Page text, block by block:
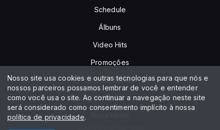
Schedule
Álbuns
Video Hits
Promoções
Special Shows
Recados
Nosso site usa cookies e outras tecnologias para que nós e
nossos parceiros possamos lembrar de você e entender
como você usa o site. Ao continuar a navegação neste site
será considerado como consentimento implícito à nossa
política de privacidade.